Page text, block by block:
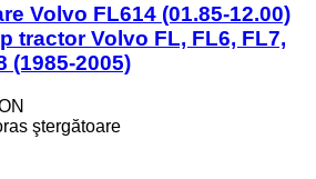
Volvo FL614 (01.85-12.00)
tractor Volvo FL, FL6, FL7,
(1985-2005)
ştergătoare